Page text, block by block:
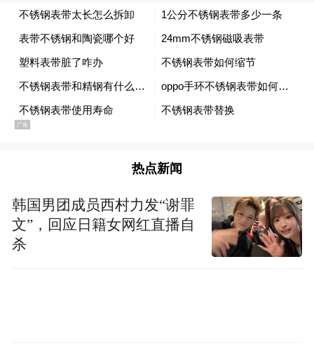
热点新闻
韩国男团成员西村力发“谢罪
文”，回应日籍女网红直播自
杀